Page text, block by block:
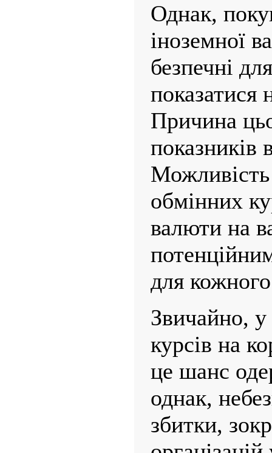
Однак,
іноземної
безпечні
показатися
Причина
показників
Можливість
обмінних
валюти на
для
Звичайно, у
курсів на
це шанс
однак,
збитки,